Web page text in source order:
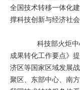
全国技术转移一体化
撑科技创新与经济社会
科技部火炬中
成果转化工作要点》
济区等国家区域发展
聚区、东部中心、南